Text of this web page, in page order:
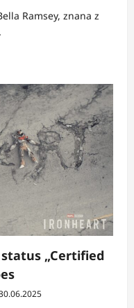
Ramsey, znana z
„Certified